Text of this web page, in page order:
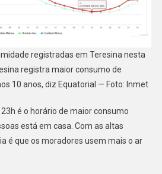
registradas em Teresina nesta
registra maior consumo de
10 anos, diz Equatorial — Foto: Inmet
é o horário de maior consumo
está em casa. Com as altas
é que os moradores usem mais o ar